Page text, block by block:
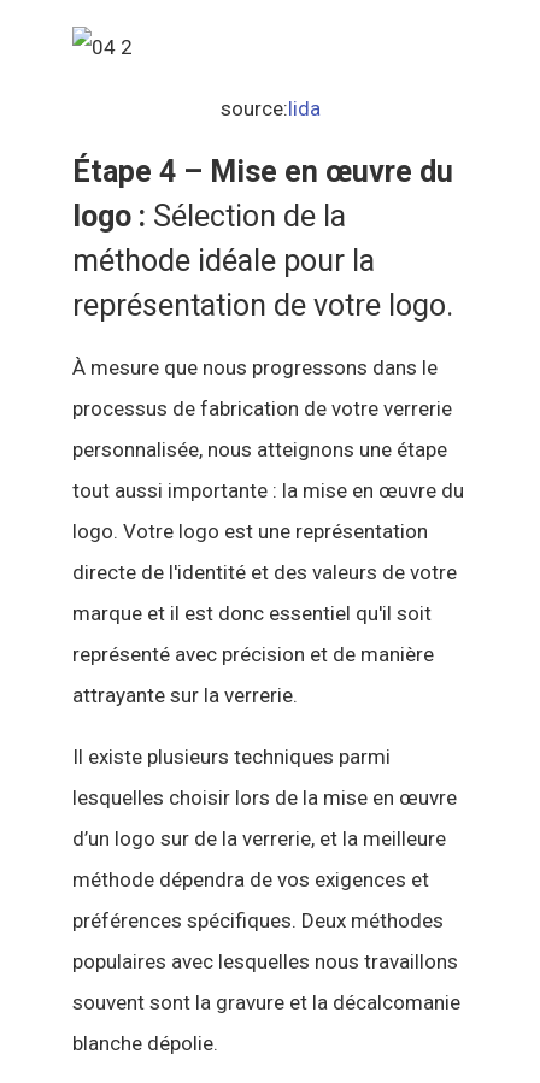
source:lida
Étape 4 – Mise en œuvre du
logo : Sélection de la
méthode idéale pour la
représentation de votre logo.
À mesure que nous progressons dans le
processus de fabrication de votre verrerie
personnalisée, nous atteignons une étape
tout aussi importante : la mise en œuvre du
logo. Votre logo est une représentation
directe de l'identité et des valeurs de votre
marque et il est donc essentiel qu'il soit
représenté avec précision et de manière
attrayante sur la verrerie.
Il existe plusieurs techniques parmi
lesquelles choisir lors de la mise en œuvre
d’un logo sur de la verrerie, et la meilleure
méthode dépendra de vos exigences et
préférences spécifiques. Deux méthodes
populaires avec lesquelles nous travaillons
souvent sont la gravure et la décalcomanie
blanche dépolie.